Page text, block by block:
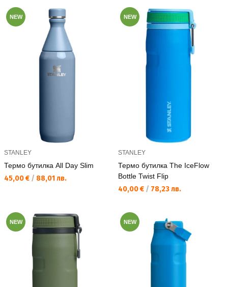
NEW
STANLEY
Термо бутилка All Day Slim
Текуща цена:
45,00 € / 88,01 лв.
NEW
STANLEY
Термо бутилка The IceFlow
Bottle Twist Flip
Текуща цена:
40,00 € / 78,23 лв.
NEW NEW